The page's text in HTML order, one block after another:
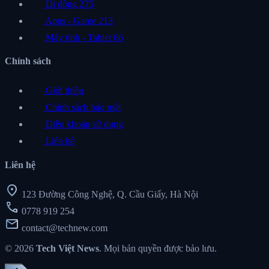
Di động 275
Apps - Game 213
Máy tính - Tablet 66
Chính sách
Giới thiệu
Chính sách bảo mật
Điều khoản sử dụng
Liên hệ
Liên hệ
location_on 123 Đường Công Nghệ, Q. Cầu Giấy, Hà Nội
call 0778 919 254
mail contact@technew.com
© 2026 Tech Việt News. Mọi bản quyền được bảo lưu.